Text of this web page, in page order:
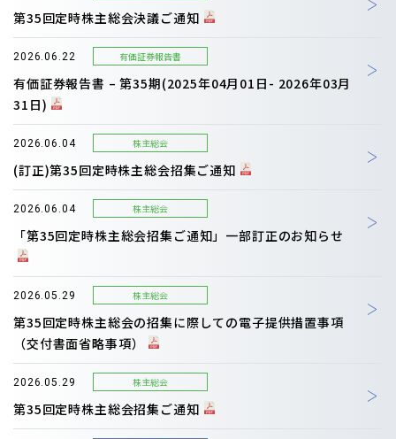
第35回定時株主総会決議ご通知
2026.06.22 有価証券報告書
有価証券報告書 – 第35期(2025年04月01日- 2026年03月
31日)
2026.06.04 株主総会
(訂正)第35回定時株主総会招集ご通知
2026.06.04 株主総会
「第35回定時株主総会招集ご通知」一部訂正のお知らせ
2026.05.29 株主総会
第35回定時株主総会の招集に際しての電子提供措置事項
（交付書面省略事項）
2026.05.29 株主総会
第35回定時株主総会招集ご通知